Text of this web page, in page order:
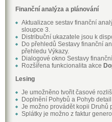
Finanční analýza a plánování
Aktualizace sestav finanční
sloupce 3.
Distribuční ukazatele jsou k
Do přehledů Sestavy finanční
přehledu Výkazy.
Dialogové okno Sestavy
Rozšířena funkcionalita akce
Lesing
Je umožněno tvořit časové
Doplnění Pohybů a Pohyb
Je možno provádět kopii Druhů
Splátky je možno z faktur